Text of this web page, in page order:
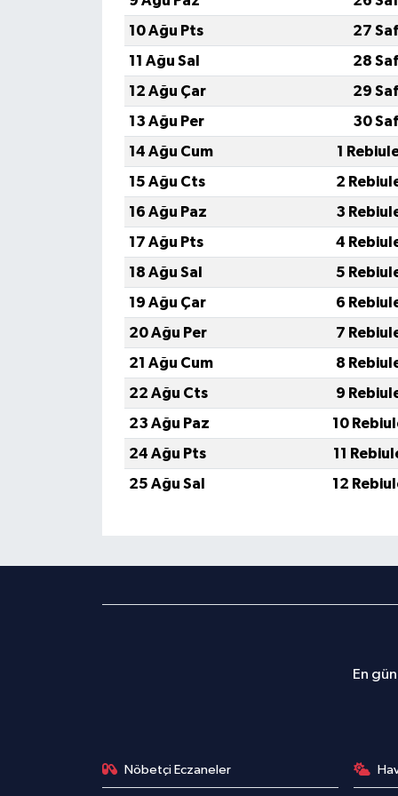
10 Ağu Pts
27
11 Ağu Sal
28
12 Ağu Çar
29
13 Ağu Per
30
14 Ağu Cum
1
15 Ağu Cts
2
16 Ağu Paz
3
17 Ağu Pts
4
18 Ağu Sal
5
19 Ağu Çar
6
20 Ağu Per
7
21 Ağu Cum
8
22 Ağu Cts
9
23 Ağu Paz
10
24 Ağu Pts
11
25 Ağu Sal
12
En
Nöbetçi Eczaneler
Diğer Spor Dalları
Futbolcular